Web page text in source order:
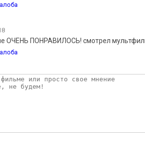
ОЧЕНЬ ПОНРАВИЛОСЬ! смотрел